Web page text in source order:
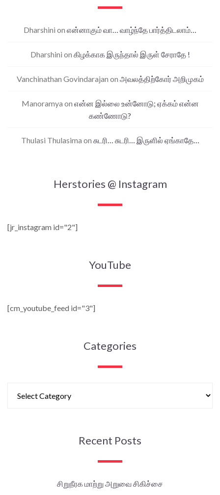
Dharshini on என்னாகும் வா… வாழ்ந்தே பார்த்திடலாம்…
Dharshini on கிழக்காக இருந்தால் இருள் சேராதே !
Vanchinathan Govindarajan on அவலத்திற்கோர் அறிமுகம்
Manoramya on என்ன இல்லை உன்னோடு; ஏக்கம் என்ன
கண்ணோடு?
Thulasi Thulasima on சுடரி… சுடரி… இருளில் ஏங்காதே…
Herstories @ Instagram
[jr_instagram id="2"]
YouTube
[cm_youtube_feed id="3"]
Categories
Recent Posts
சிறுநீரக மாற்று அறுவை சிகிச்சை